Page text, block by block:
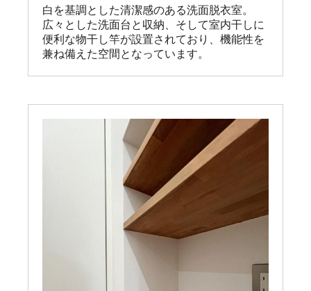
白を基調とした清潔感のある洗面脱衣室。
広々とした洗面台と収納、そして室内干しに
便利な物干し竿が設置されており、機能性を
兼ね備えた空間となっています。